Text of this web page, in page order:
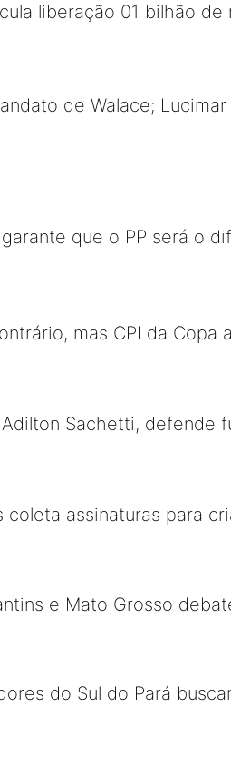
liberação 01 bilhão
de Walace;
que o PP será o
mas CPI da
Sachetti, defende
coleta assinaturas para
e Mato Grosso
do Sul do Pará